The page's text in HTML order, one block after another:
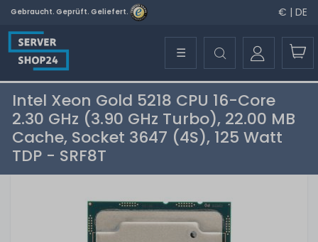
Gebraucht. Geprüft. Geliefert. € | DE
☰
Intel Xeon Gold 5218 CPU 16-Core
2.30 GHz (3.90 GHz Turbo), 22.00 MB
Cache, Socket 3647 (4S), 125 Watt
TDP - SRF8T